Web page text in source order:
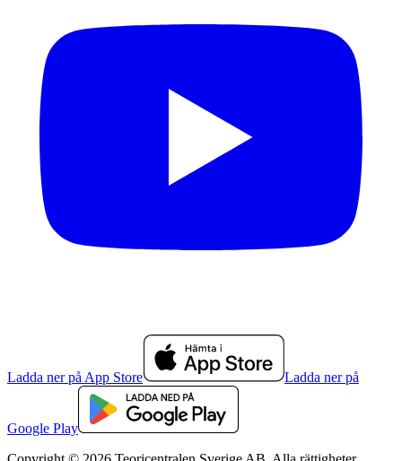
Ladda ner på App Store Ladda ner på
Google Play